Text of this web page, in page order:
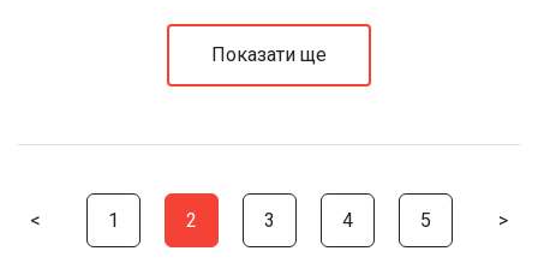
Показати ще
< 1 2 3 4 5 >